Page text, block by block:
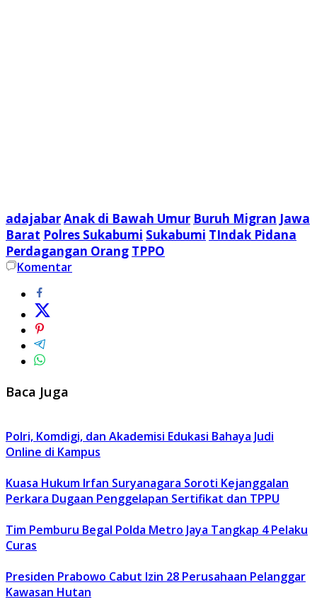
adajabarAnak di Bawah Umur Buruh Migran Jawa
Barat Polres Sukabumi Sukabumi TIndak Pidana
Perdagangan Orang TPPO
Komentar
Baca Juga
Polri, Komdigi, dan Akademisi Edukasi Bahaya Judi
Online di Kampus
Kuasa Hukum Irfan Suryanagara Soroti Kejanggalan
Perkara Dugaan Penggelapan Sertifikat dan TPPU
Tim Pemburu Begal Polda Metro Jaya Tangkap 4 Pelaku
Curas
Presiden Prabowo Cabut Izin 28 Perusahaan Pelanggar
Kawasan Hutan